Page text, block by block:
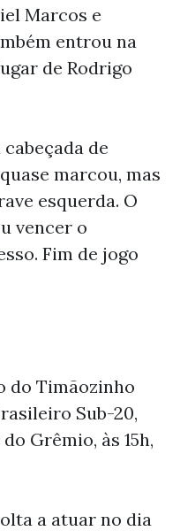
Marcos e
entrou na
de Rodrigo
de
marcou, mas
esquerda. O
vencer o
Fim de jogo
do Timãozinho
Sub-20,
Grêmio, às 15h,
a atuar no dia